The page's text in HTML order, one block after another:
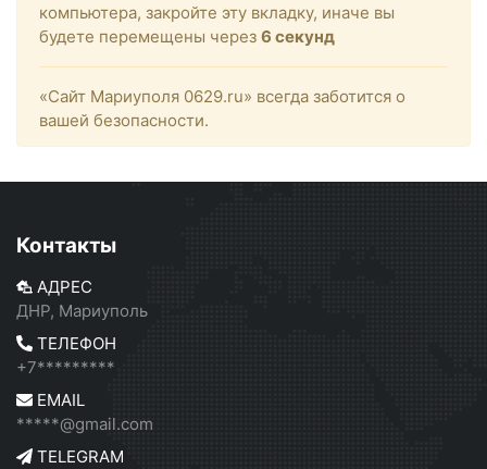
компьютера, закройте эту вкладку, иначе вы
будете перемещены через 6 секунд
«Сайт Мариуполя 0629.ru» всегда заботится о
вашей безопасности.
Контакты
АДРЕС
ДНР, Мариуполь
ТЕЛЕФОН
+7*********
EMAIL
*****@gmail.com
TELEGRAM